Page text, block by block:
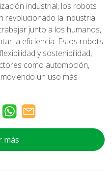
industrial, los robots
revolucionado la industria
junto a los humanos,
la eficiencia. Estos robots
y sostenibilidad,
como automoción,
un uso más
más